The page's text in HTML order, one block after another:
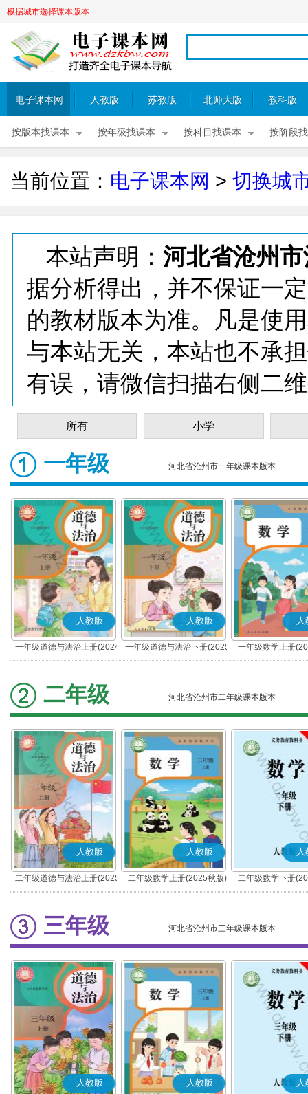
根据城市选择课本版本
电子课本网 人教版 苏教版 北师大版 教科版
按版本找课本 按年级找课本 按科目找课本 按阶段
当前位置： 电子课本网 > 切换城
本站声明： 河北省沧州
据分析得出，并不保证一
的教材版本为准。凡是使
与本站无关，本站也不承
有误，请微信扫描右侧二
所有 小学
一年级 河北省沧州市一年级课本版本
人教版
一年级道德与法治上册(2024
秋版)(部编版)
人教版
一年级道德与法治下册(2025
春版)(部编版)
人
一年级数学上册
二年级 河北省沧州市二年级课本版本
人教版
二年级道德与法治上册(2025
秋版)(部编版)
人教版
二年级数学上册(2025秋版)
人
二年级数学下册
三年级 河北省沧州市三年级课本版本
人教版 人教版 人